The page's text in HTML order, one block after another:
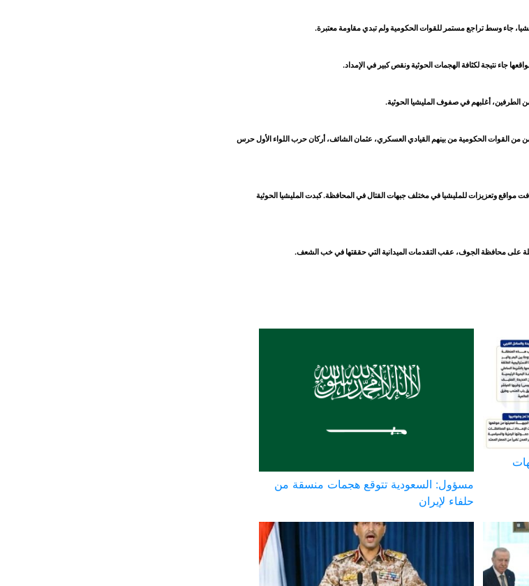
جاء وسط تراجع مستمر للقوات الحكومية ولم تبدي مقاومة معتبرة.
جاء نتيجة لكثافة الهجمات الحوثية ونقص كبير في الإمداد.
أغلبهم في صفوف المليشيا الحوثية.
من القوات الحكومية من بينهم القيادي العسكري، عثمان الشائف، أركان حرب اللواء الأول حرس
وتعزيزات للمليشيا في مختلف جبهات القتال في المحافظة. كبدت المليشيا الحوثية
على محافظة الجوف، عقب التقدمات الميدانية التي حققتها في خب الشعف.
مسؤول: السعودية تتوقع هجمات منسقة من
حلفاء لإيران